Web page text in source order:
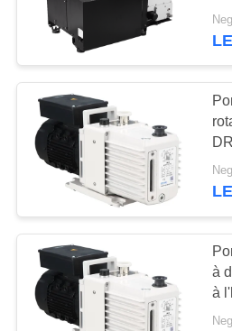
BAOSI
COMPRESSOR
PLAN
DU
SITE
POLITIQUE
CONFIDENTIALITÉ
Pompe à
propulseur
système de
à vide
à
à